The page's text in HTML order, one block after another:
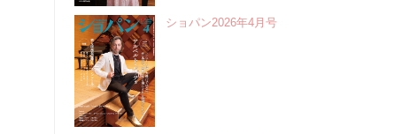
ショパン2026年4月号